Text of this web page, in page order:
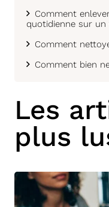
Comment
quotidienne sur un
Comment
Comment bien
Les
plus